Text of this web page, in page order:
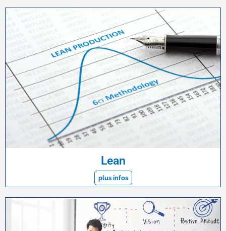
Lean
plus infos